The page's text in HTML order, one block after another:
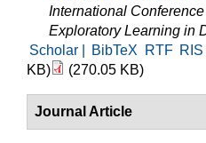
International
Exploratory Learning in
Scholar |
BibTeX RTF RIS
KB)
(270.05 KB)
Journal Article